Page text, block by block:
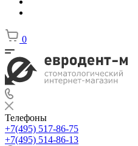
0
Телефоны
+7(495) 517-86-75
+7(495) 514-86-13